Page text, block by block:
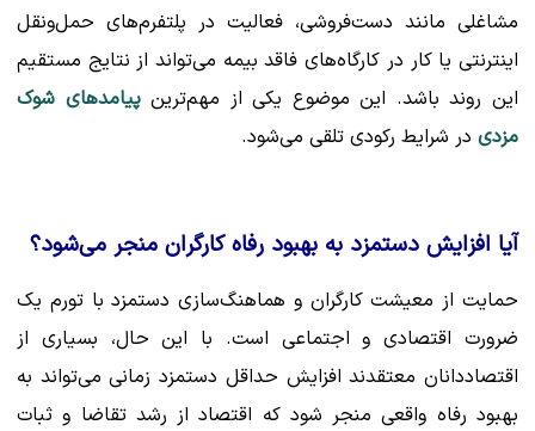
مشاغلی مانند دست‌فروشی، فعالیت در پلتفرم‌های حمل‌ونقل
اینترنتی یا کار در کارگاه‌های فاقد بیمه می‌تواند از نتایج مستقیم
این روند باشد. این موضوع یکی از مهم‌ترینپیامدهای شوک
مزدی در شرایط رکودی تلقی می‌شود.
آیا افزایش دستمزد به بهبود رفاه کارگران منجر می‌شود؟
حمایت از معیشت کارگران و هماهنگ‌سازی دستمزد با تورم یک
ضرورت اقتصادی و اجتماعی است. با این حال، بسیاری از
اقتصاددانان معتقدند افزایش حداقل دستمزد زمانی می‌تواند به
بهبود رفاه واقعی منجر شود که اقتصاد از رشد تقاضا و ثبات